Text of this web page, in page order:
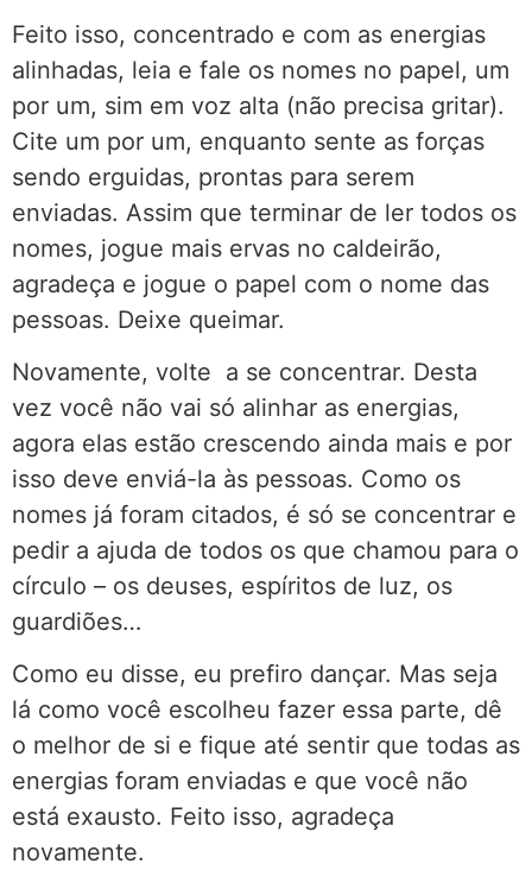
Feito isso, concentrado e com as energias
alinhadas, leia e fale os nomes no papel, um
por um, sim em voz alta (não precisa gritar).
Cite um por um, enquanto sente as forças
sendo erguidas, prontas para serem
enviadas. Assim que terminar de ler todos os
nomes, jogue mais ervas no caldeirão,
agradeça e jogue o papel com o nome das
pessoas. Deixe queimar.
Novamente, volte a se concentrar. Desta
vez você não vai só alinhar as energias,
agora elas estão crescendo ainda mais e por
isso deve enviá-la às pessoas. Como os
nomes já foram citados, é só se concentrar e
pedir a ajuda de todos os que chamou para o
círculo – os deuses, espíritos de luz, os
guardiões…
Como eu disse, eu prefiro dançar. Mas seja
lá como você escolheu fazer essa parte, dê
o melhor de si e fique até sentir que todas as
energias foram enviadas e que você não
está exausto. Feito isso, agradeça
novamente.